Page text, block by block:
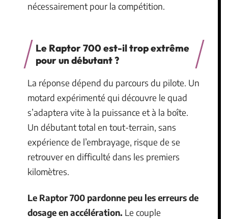
nécessairement pour la compétition.
Le Raptor 700 est-il trop extrême
pour un débutant ?
La réponse dépend du parcours du pilote. Un
motard expérimenté qui découvre le quad
s’adaptera vite à la puissance et à la boîte.
Un débutant total en tout-terrain, sans
expérience de l’embrayage, risque de se
retrouver en difficulté dans les premiers
kilomètres.
Le Raptor 700 pardonne peu les erreurs de
dosage en accélération. Le couple